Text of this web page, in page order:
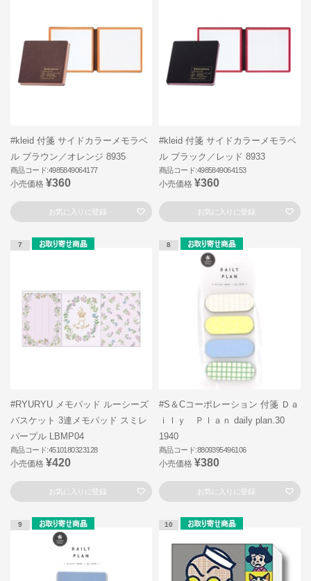
#kleid 付箋 サイドカラーメモラベ
ル ブラウン／オレンジ 8935
商品コード:4985849064177
小売価格 ¥360
お気に入りに登録
#kleid 付箋 サイドカラーメモラベ
ル ブラック／レッド 8933
商品コード:4985849064153
小売価格 ¥360
お気に入りに登録
7
#RYURYU メモパッド ルーシーズ
バスケット 3連メモパッド スミレ
パープル LBMP04
商品コード:4510180323128
小売価格 ¥420
お気に入りに登録
8
#S＆Cコーポレーション 付箋 Ｄａ
ｉｌｙ Ｐｌａｎ daily plan.30
1940
商品コード:8809395496106
小売価格 ¥380
お気に入りに登録
9 10